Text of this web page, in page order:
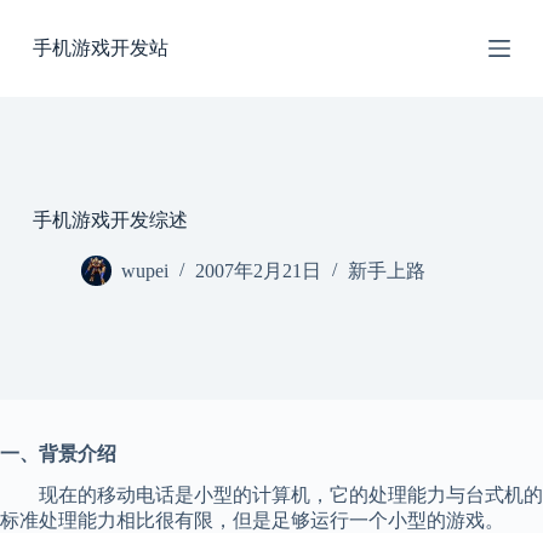
过
手机游戏开发站
手机游戏开发综述
wupei 2007年2月21日 新手上路
一、背景介绍
现在的移动电话是小型的计算机，它的处理能力与台式机的
标准处理能力相比很有限，但是足够运行一个小型的游戏。